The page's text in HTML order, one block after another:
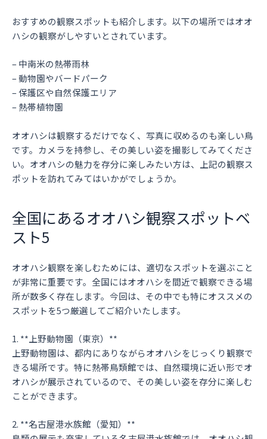
おすすめの観察スポットも紹介します。以下の場所ではオオ
ハシの観察がしやすいとされています。
– 中南米の熱帯雨林
– 動物園やバードパーク
– 保護区や自然保護エリア
– 熱帯植物園
オオハシは観察するだけでなく、写真に収めるのも楽しい鳥
です。カメラを持参し、その美しい姿を撮影してみてくださ
い。オオハシの魅力を存分に楽しみたい方は、上記の観察ス
ポットを訪れてみてはいかがでしょうか。
全国にあるオオハシ観察スポットベ
スト5
オオハシ観察を楽しむためには、適切なスポットを選ぶこと
が非常に重要です。全国にはオオハシを間近で観察できる場
所が数多く存在します。今回は、その中でも特にオススメの
スポットを5つ厳選してご紹介いたします。
1. **上野動物園（東京）**
上野動物園は、都内にありながらオオハシをじっくり観察で
きる場所です。特に熱帯鳥類館では、自然環境に近い形でオ
オハシが展示されているので、その美しい姿を存分に楽しむ
ことができます。
2. **名古屋港水族館（愛知）**